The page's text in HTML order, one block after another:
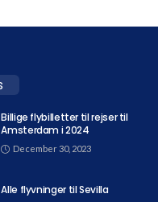
Billige flybilletter til rejser til
Amsterdam i 2024
December 30, 2023
Alle flyvninger til Sevilla